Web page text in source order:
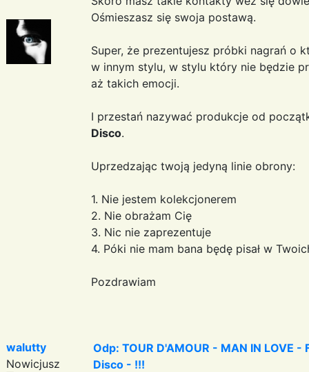
Ośmieszasz się swoja postawą.
Super, że prezentujesz próbki nagrań o
w innym stylu, w stylu który nie będzie
aż takich emocji.
I przestań nazywać produkcje od
Disco.
Uprzedzając twoją jedyną linie obrony:
1. Nie jestem kolekcjonerem
2. Nie obrażam Cię
3. Nic nie zaprezentuje
4. Póki nie mam bana będę pisał w
Pozdrawiam
walutty
Nowicjusz
Odp: TOUR D'AMOUR - MAN IN LOVE
Disco - !!!